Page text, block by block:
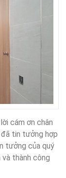
cám ơn chân
đã tin tưởng hợp
tưởng của quý
thành công